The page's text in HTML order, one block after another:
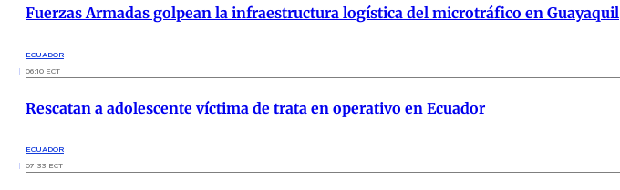
Fuerzas Armadas golpean la infraestructura logística del microtráfico en Guayaquil
ECUADOR
06:10 ECT
Rescatan a adolescente víctima de trata en operativo en Ecuador
ECUADOR
07:33 ECT